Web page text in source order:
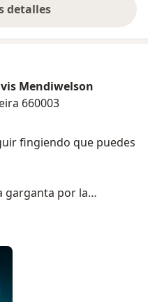
detalles
la experiencia
Mendiwelson
660003
fingiendo que puedes
garganta por la
desmotivación que te
vivir; es sobrevivir.
no